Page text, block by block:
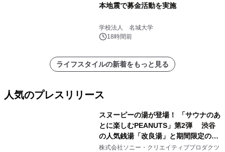
本地震で募金活動を実施
学校法人 名城大学
18時間前
ライフスタイルの新着をもっと見る
人気のプレスリリース
スヌーピーの湯が登場！ 「サウナのあ
とに楽しむPEANUTS」第2弾 渋谷
の人気銭湯「改良湯」と期間限定のコ
ラボレーション サウナイキタイコラ
株式会社ソニー・クリエイティブプロダクツ